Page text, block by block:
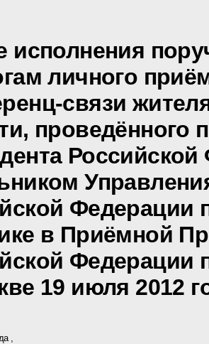
исполнения
личного
связи
проведённого
Федерации
в Приёмной
Федерации
19 июля 2012